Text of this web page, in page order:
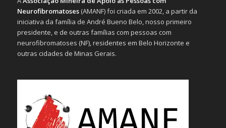
Neurofibromatoses(AMANF) foi criada em 2002, a partir da
iniciativa da família de André Bueno Belo, nosso primeiro
presidente, e de outras famílias com pessoas com
neurofibromatoses (NF), residentes em Belo Horizonte e
outras cidades de Minas Gerais.